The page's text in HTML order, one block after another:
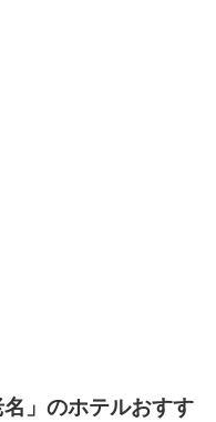
」のホテルおすす